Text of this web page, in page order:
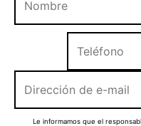
Le informamos que el